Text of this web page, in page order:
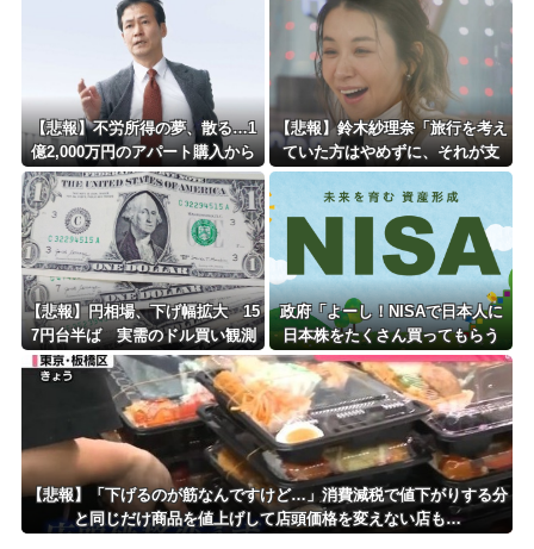
帰」に落とし穴？
【悲報】不労所得の夢、散る…1
億2,000万円のアパート購入から
半年後 50代高所得サラリーマン
の末路
【悲報】鈴木紗理奈「旅行を考え
ていた方はやめずに、それが支
援」
【悲報】円相場、下げ幅拡大 15
7円台半ば 実需のドル買い観測
政府「よーし！NISAで日本人に
日本株をたくさん買ってもらう
ぞ！！」
【悲報】「下げるのが筋なんですけど…」消費減税で値下がりする分
と同じだけ商品を値上げして店頭価格を変えない店も…